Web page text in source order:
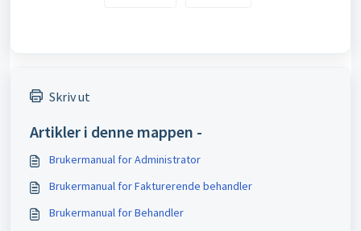
Skriv ut
Artikler i denne mappen -
Brukermanual for Administrator
Brukermanual for Fakturerende behandler
Brukermanual for Behandler